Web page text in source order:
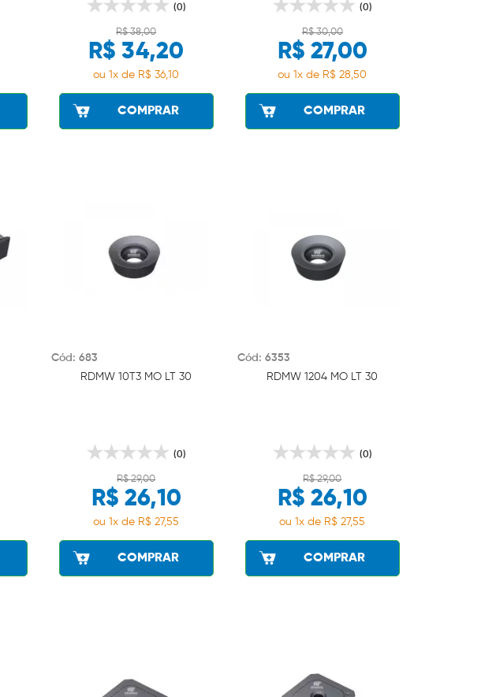
(0)
R$ 38,00
R$ 34,20
ou 1x de R$ 36,10
COMPRAR
(0)
R$ 30,00
R$ 27,00
ou 1x de R$ 28,50
COMPRAR
Cód: 683
RDMW 10T3 MO LT 30
(0)
R$ 29,00
R$ 26,10
ou 1x de R$ 27,55
COMPRAR
Cód: 6353
RDMW 1204 MO LT 30
(0)
R$ 29,00
R$ 26,10
ou 1x de R$ 27,55
COMPRAR